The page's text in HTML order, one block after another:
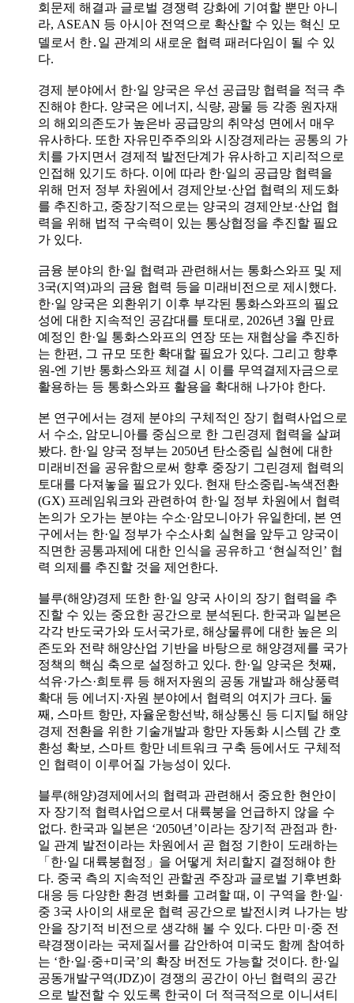
회문제 해결과 글로벌 경쟁력 강화에 기여할 뿐만 아니
라, ASEAN 등 아시아 전역으로 확산할 수 있는 혁신 모
델로서 한․일 관계의 새로운 협력 패러다임이 될 수 있
다.
경제 분야에서 한·일 양국은 우선 공급망 협력을 적극 추
진해야 한다. 양국은 에너지, 식량, 광물 등 각종 원자재
의 해외의존도가 높은바 공급망의 취약성 면에서 매우
유사하다. 또한 자유민주주의와 시장경제라는 공통의 가
치를 가지면서 경제적 발전단계가 유사하고 지리적으로
인접해 있기도 하다. 이에 따라 한·일의 공급망 협력을
위해 먼저 정부 차원에서 경제안보·산업 협력의 제도화
를 추진하고, 중장기적으로는 양국의 경제안보·산업 협
력을 위해 법적 구속력이 있는 통상협정을 추진할 필요
가 있다.
금융 분야의 한·일 협력과 관련해서는 통화스와프 및 제
3국(지역)과의 금융 협력 등을 미래비전으로 제시했다.
한·일 양국은 외환위기 이후 부각된 통화스와프의 필요
성에 대한 지속적인 공감대를 토대로, 2026년 3월 만료
예정인 한·일 통화스와프의 연장 또는 재협상을 추진하
는 한편, 그 규모 또한 확대할 필요가 있다. 그리고 향후
원-엔 기반 통화스와프 체결 시 이를 무역결제자금으로
활용하는 등 통화스와프 활용을 확대해 나가야 한다.
본 연구에서는 경제 분야의 구체적인 장기 협력사업으로
서 수소, 암모니아를 중심으로 한 그린경제 협력을 살펴
봤다. 한·일 양국 정부는 2050년 탄소중립 실현에 대한
미래비전을 공유함으로써 향후 중장기 그린경제 협력의
토대를 다져놓을 필요가 있다. 현재 탄소중립-녹색전환
(GX) 프레임워크와 관련하여 한·일 정부 차원에서 협력
논의가 오가는 분야는 수소·암모니아가 유일한데, 본 연
구에서는 한·일 정부가 수소사회 실현을 앞두고 양국이
직면한 공통과제에 대한 인식을 공유하고 ‘현실적인’ 협
력 의제를 추진할 것을 제언한다.
블루(해양)경제 또한 한·일 양국 사이의 장기 협력을 추
진할 수 있는 중요한 공간으로 분석된다. 한국과 일본은
각각 반도국가와 도서국가로, 해상물류에 대한 높은 의
존도와 전략 해양산업 기반을 바탕으로 해양경제를 국가
정책의 핵심 축으로 설정하고 있다. 한·일 양국은 첫째,
석유·가스·희토류 등 해저자원의 공동 개발과 해상풍력
확대 등 에너지·자원 분야에서 협력의 여지가 크다. 둘
째, 스마트 항만, 자율운항선박, 해상통신 등 디지털 해양
경제 전환을 위한 기술개발과 항만 자동화 시스템 간 호
환성 확보, 스마트 항만 네트워크 구축 등에서도 구체적
인 협력이 이루어질 가능성이 있다.
블루(해양)경제에서의 협력과 관련해서 중요한 현안이
자 장기적 협력사업으로서 대륙붕을 언급하지 않을 수
없다. 한국과 일본은 ‘2050년’이라는 장기적 관점과 한·
일 관계 발전이라는 차원에서 곧 협정 기한이 도래하는
「한·일 대륙붕협정」을 어떻게 처리할지 결정해야 한
다. 중국 측의 지속적인 관할권 주장과 글로벌 기후변화
대응 등 다양한 환경 변화를 고려할 때, 이 구역을 한·일·
중 3국 사이의 새로운 협력 공간으로 발전시켜 나가는 방
안을 장기적 비전으로 생각해 볼 수 있다. 다만 미·중 전
략경쟁이라는 국제질서를 감안하여 미국도 함께 참여하
는 ‘한·일·중+미국’의 확장 버전도 가능할 것이다. 한·일
공동개발구역(JDZ)이 경쟁의 공간이 아닌 협력의 공간
으로 발전할 수 있도록 한국이 더 적극적으로 이니셔티